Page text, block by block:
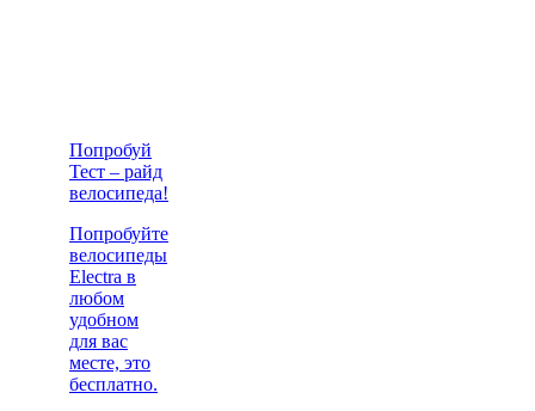
Попробуй
Тест – райд
велосипеда!
Попробуйте
велосипеды
Electra в
любом
удобном
для вас
месте, это
бесплатно.